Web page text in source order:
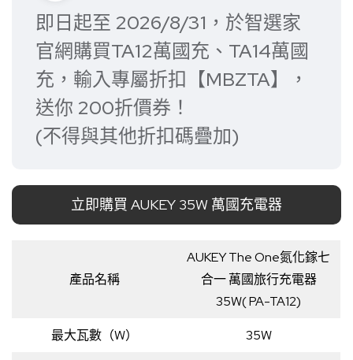
即日起至 2026/8/31，於智選家
官網購買TA12萬國充、TA14萬國
充，輸入專屬折扣【MBZTA】，
送你 200折價券！
(不得與其他折扣碼疊加)
立即購買 AUKEY 35W 萬國充電器
產品名稱
AUKEY The One氮化鎵七
合一 萬國旅行充電器
35W( PA-TA12)
最大瓦數（W） 35W